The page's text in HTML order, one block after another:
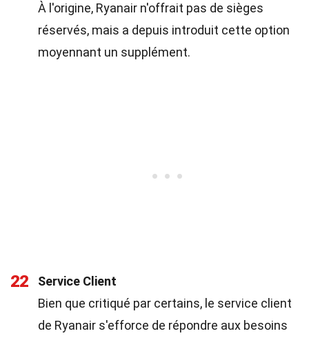
À l'origine, Ryanair n'offrait pas de sièges
réservés, mais a depuis introduit cette option
moyennant un supplément.
22
Service Client
Bien que critiqué par certains, le service client
de Ryanair s'efforce de répondre aux besoins